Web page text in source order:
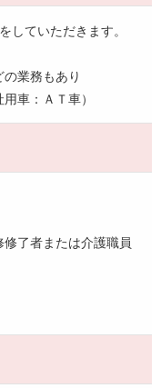
していただきます。
業務もあり
車：ＡＴ車）
了者または介護職員